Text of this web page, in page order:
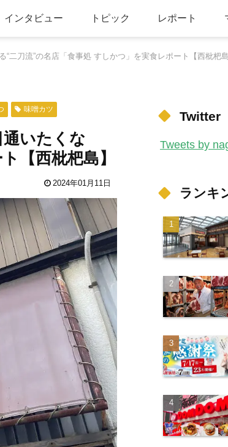
インタビュー トピック レポート
二刀流”の名店「食事処 すしかつ」を実食レポート【西枇杷島
味噌カツ
いたくな
【西枇杷島】
2024年01月11日
Twitter
Tweets by
ランキ